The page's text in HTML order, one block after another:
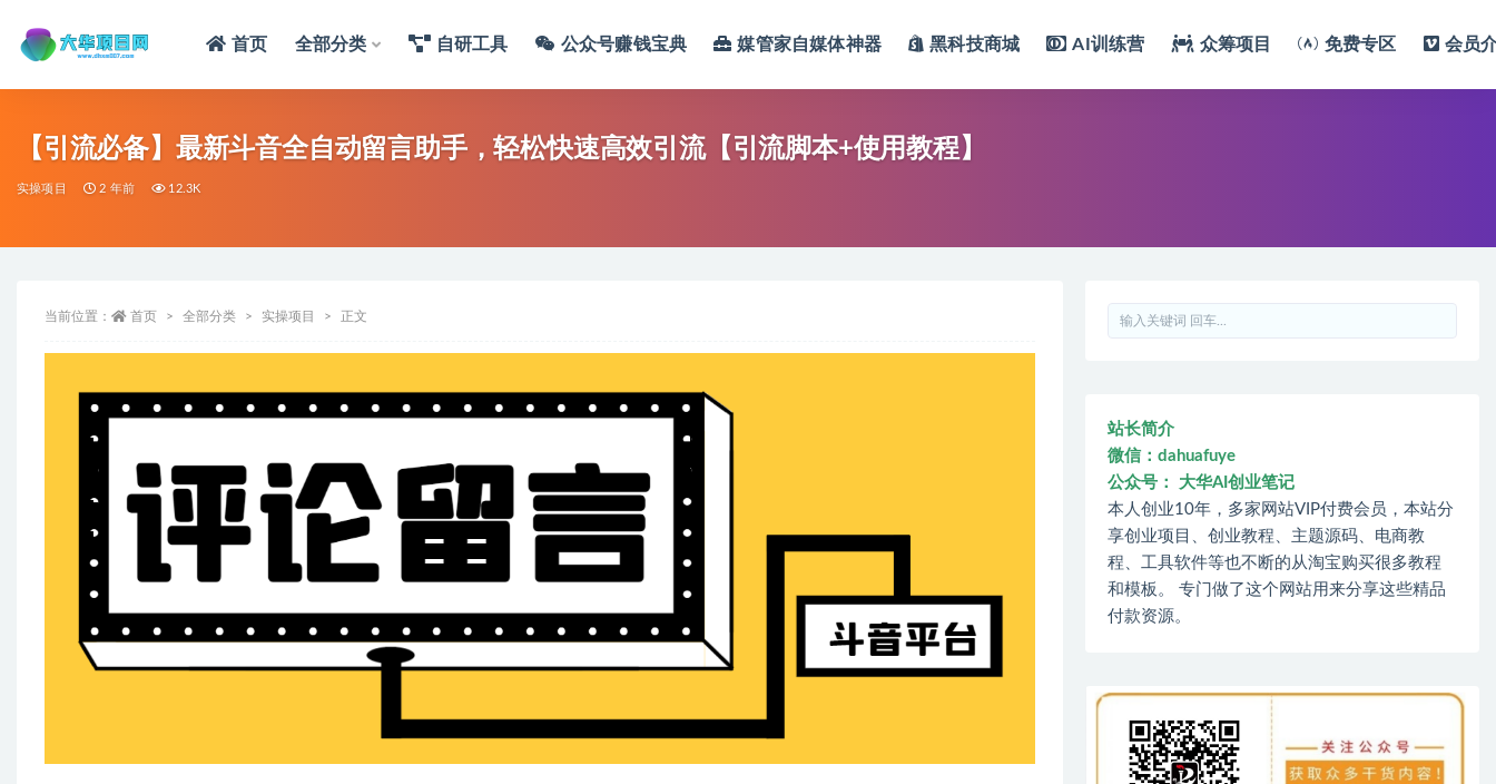
首页 全部分类 自研工具 公众号赚钱宝典 媒管家自媒体神器 黑科技商城 AI训练营 众筹项目 免费专区 会员
【引流必备】最新斗音全自动留言助手，轻松快速高效引流【引流脚本+使用教程】
实操项目 2 年前 12.3K
当前位置： 首页 全部分类 实操项目 正文
站长简介
微信：dahuafuye
公众号： 大华AI创业笔记
本人创业10年，多家网站VIP付费会员，本站分
享创业项目、创业教程、主题源码、电商教
程、工具软件等也不断的从淘宝购买很多教程
和模板。 专门做了这个网站用来分享这些精品
付款资源。